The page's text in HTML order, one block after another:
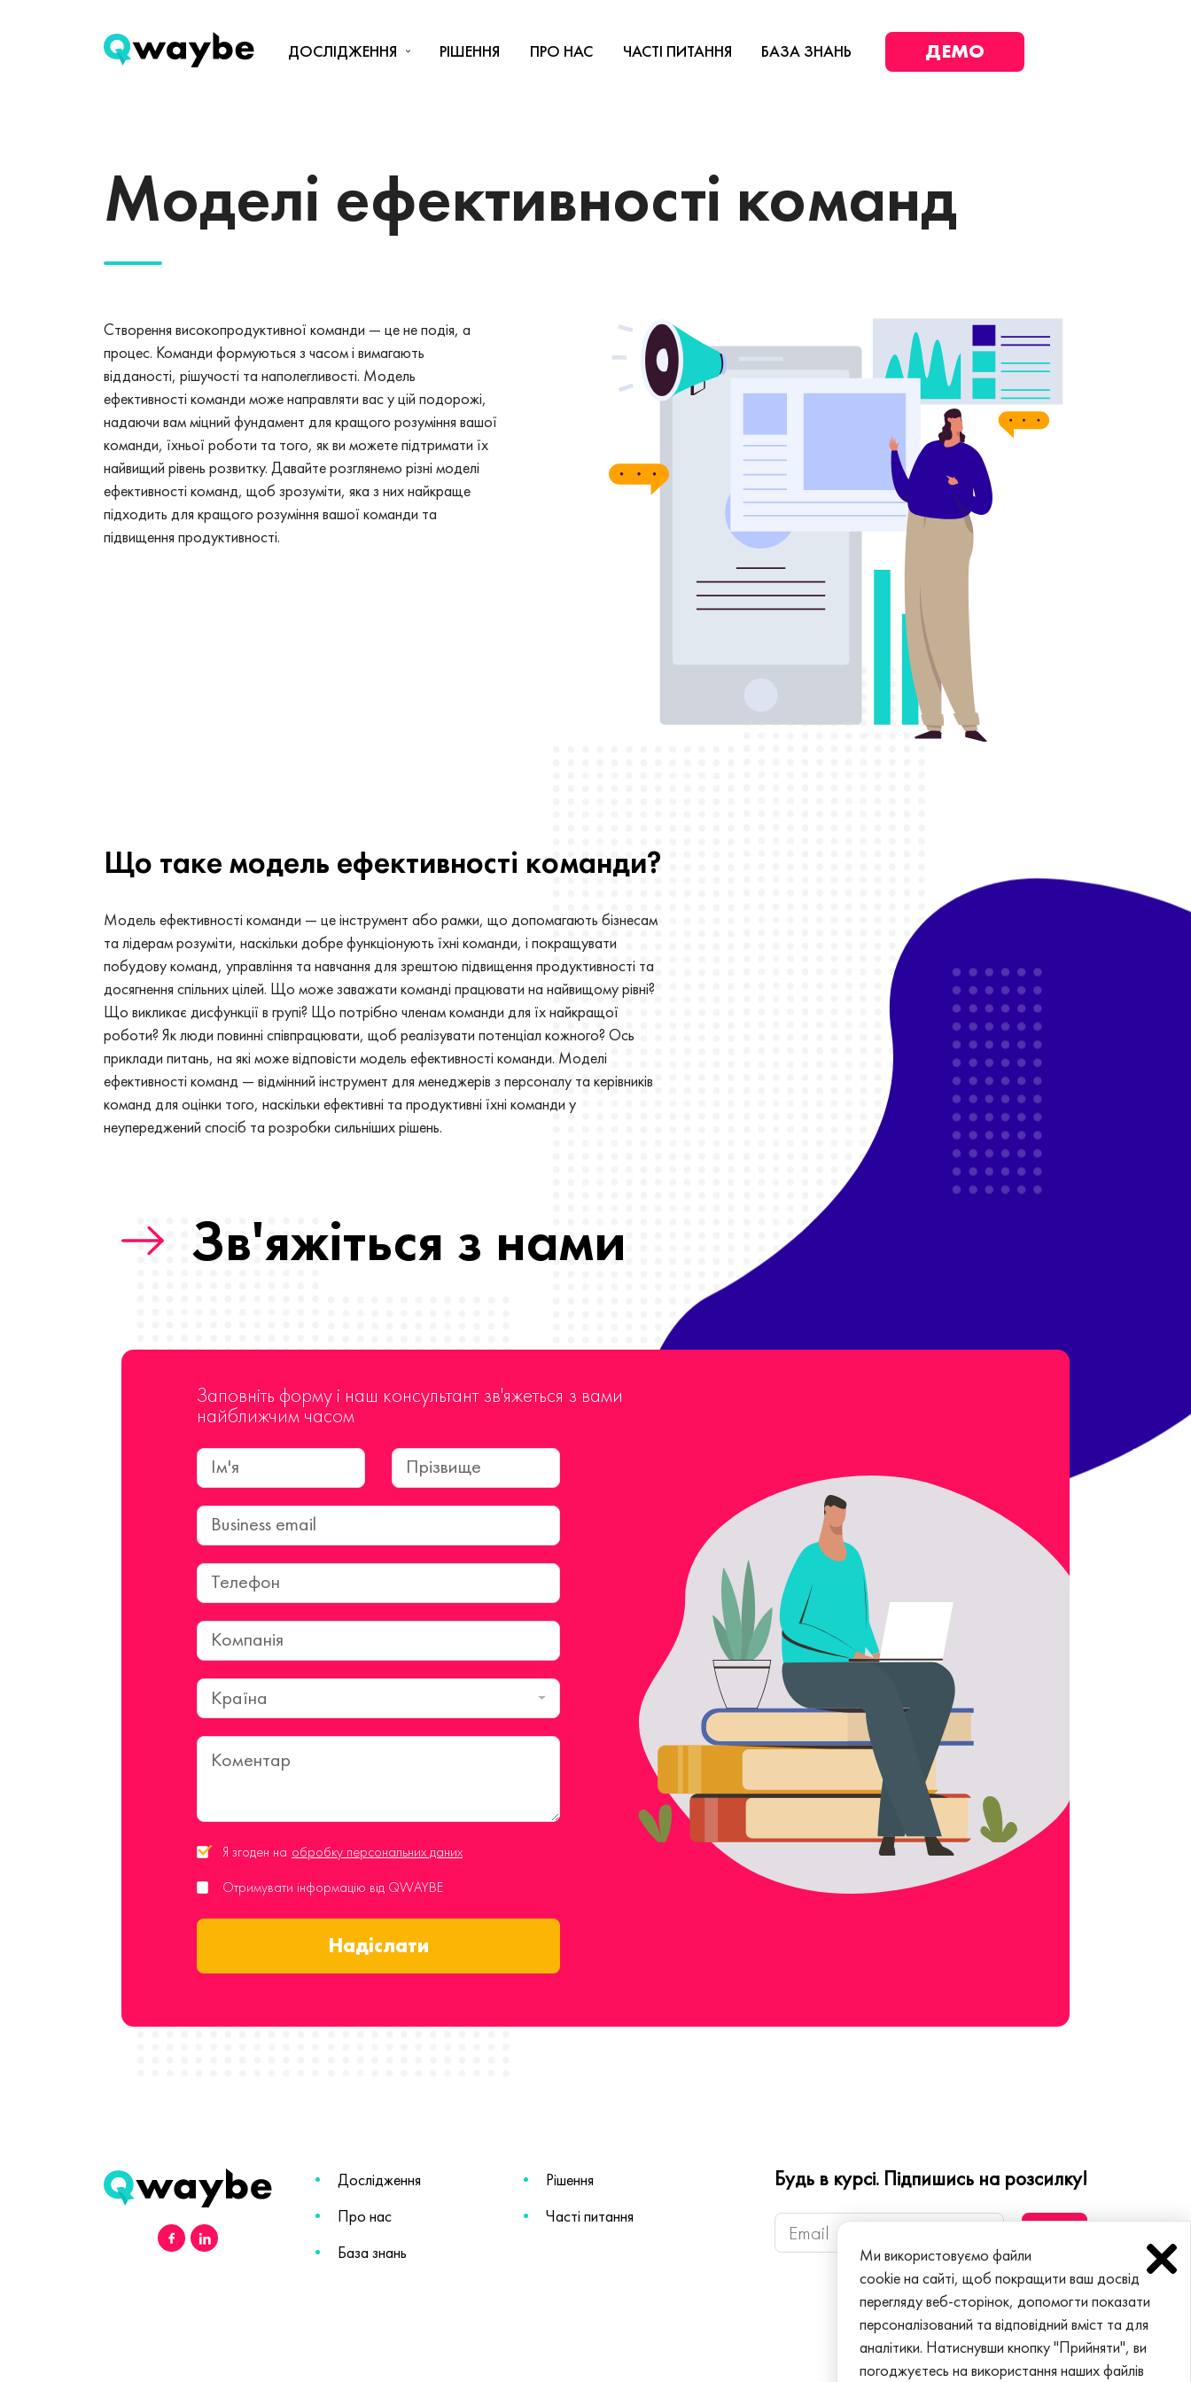
ДОСЛІДЖЕННЯ РІШЕННЯ ПРО НАС ЧАСТІ ПИТАННЯ БАЗА ЗНАНЬ ДЕМО
Моделі ефективності команд
Створення високопродуктивної команди — це не подія, а
процес. Команди формуються з часом і вимагають
відданості, рішучості та наполегливості. Модель
ефективності команди може направляти вас у цій подорожі,
надаючи вам міцний фундамент для кращого розуміння вашої
команди, їхньої роботи та того, як ви можете підтримати їх
найвищий рівень розвитку. Давайте розглянемо різні моделі
ефективності команд, щоб зрозуміти, яка з них найкраще
підходить для кращого розуміння вашої команди та
підвищення продуктивності.
Що таке модель ефективності команди?
Модель ефективності команди — це інструмент або рамки, що допомагають бізнесам
та лідерам розуміти, наскільки добре функціонують їхні команди, і покращувати
побудову команд, управління та навчання для зрештою підвищення продуктивності та
досягнення спільних цілей. Що може заважати команді працювати на найвищому рівні?
Що викликає дисфункції в групі? Що потрібно членам команди для їх найкращої
роботи? Як люди повинні співпрацювати, щоб реалізувати потенціал кожного? Ось
приклади питань, на які може відповісти модель ефективності команди. Моделі
ефективності команд — відмінний інструмент для менеджерів з персоналу та керівників
команд для оцінки того, наскільки ефективні та продуктивні їхні команди у
неупереджений спосіб та розробки сильніших рішень.
Зв'яжіться з нами
Заповніть форму і наш консультант зв'яжеться з вами
найближчим часом
Країна
Я згоден на обробку персональних даних
Отримувати інформацію від QWAYBE
Надіслати
Дослідження
Рішення
Про нас
Часті питання
База знань
Будь в курсі. Підпишись на розсилку!
Ми використовуємо файли
cookie на сайті, щоб покращити ваш досвід
перегляду веб-сторінок, допомогти показати
персоналізований та відповідний вміст та для
аналітики. Натиснувши кнопку "Прийняти", ви
погоджуєтесь на використання наших файлів